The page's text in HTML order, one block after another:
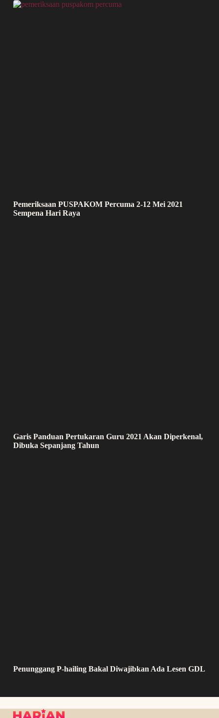
Pemeriksaan PUSPAKOM Percuma 2-12 Mei 2021
Sempena Hari Raya
Garis Panduan Pertukaran Guru 2021 Akan Diperkenal,
Dibuka Sepanjang Tahun
Penunggang P-hailing Bakal Diwajibkan Ada Lesen GDL